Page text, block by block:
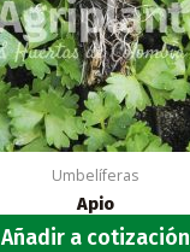
Umbelíferas
Apio
Añadir a cotización